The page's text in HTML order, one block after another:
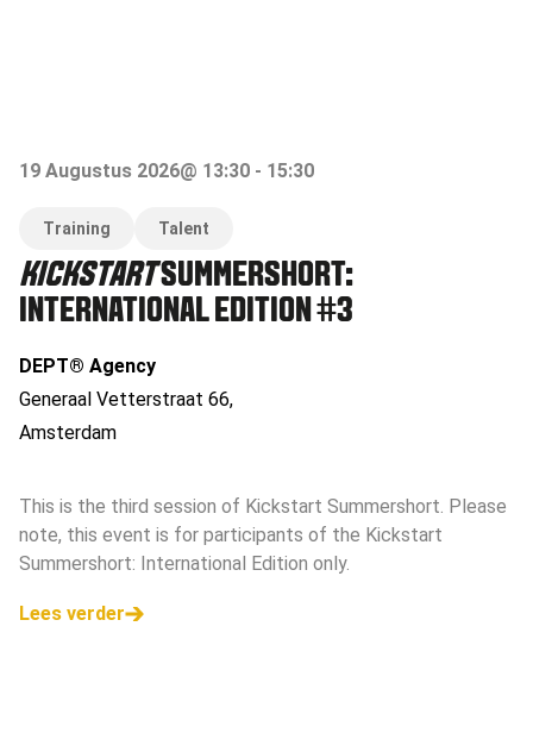
19 Augustus 2026@ 13:30 - 15:30
Training Talent
KICKSTARTSUMMERSHORT:
INTERNATIONAL EDITION #3
DEPT® Agency
Generaal Vetterstraat 66,
Amsterdam
This is the third session of Kickstart Summershort. Please
note, this event is for participants of the Kickstart
Summershort: International Edition only.
Lees verder